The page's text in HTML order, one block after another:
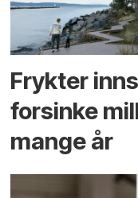
Frykter
forsinke
mange år